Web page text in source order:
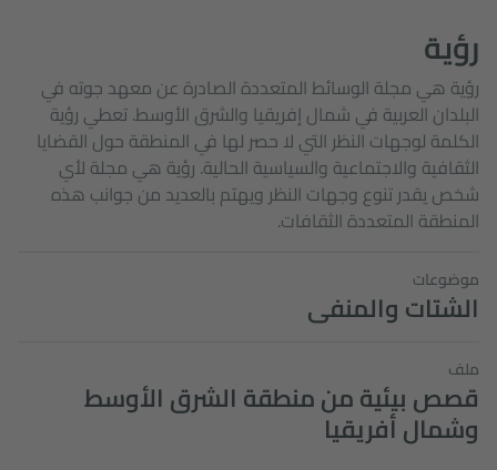
رؤية
رؤية هي مجلة الوسائط المتعددة الصادرة عن معهد جوته في
البلدان العربية في شمال إفريقيا والشرق الأوسط. تعطي رؤية
الكلمة لوجهات النظر التي لا حصر لها في المنطقة حول القضايا
الثقافية والاجتماعية والسياسية الحالية. رؤية هي مجلة لأي
شخص يقدر تنوع وجهات النظر ويهتم بالعديد من جوانب هذه
المنطقة المتعددة الثقافات.
موضوعات
الشتات والمنفى
ملف
قصص بيئية من منطقة الشرق الأوسط
وشمال أفريقيا